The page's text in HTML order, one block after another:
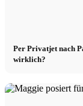
Per Privatjet nach
wirklich?